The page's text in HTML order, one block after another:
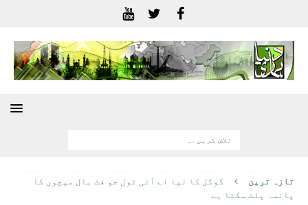
تازہ ترين
گوگل کا نیا اے آئی ٹول جو فٹ بال میچوں کا
پانسہ پلٹ سکتا ہے